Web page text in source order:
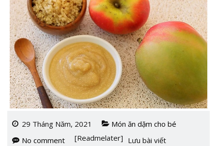
29 Tháng Năm, 2021
Món ăn dặm cho bé
No comment
[Readmelater] Lưu bài viết